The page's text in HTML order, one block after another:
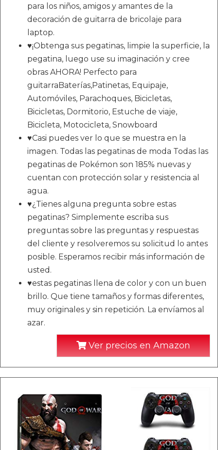
para los niños, amigos y amantes de la
decoración de guitarra de bricolaje para
laptop.
♥¡Obtenga sus pegatinas, limpie la superficie, la
pegatina, luego use su imaginación y cree
obras AHORA! Perfecto para
guitarraBaterías,Patinetas, Equipaje,
Automóviles, Parachoques, Bicicletas,
Bicicletas, Dormitorio, Estuche de viaje,
Bicicleta, Motocicleta, Snowboard
♥Casi puedes ver lo que se muestra en la
imagen. Todas las pegatinas de moda Todas las
pegatinas de Pokémon son 185% nuevas y
cuentan con protección solar y resistencia al
agua.
♥¿Tienes alguna pregunta sobre estas
pegatinas? Simplemente escriba sus
preguntas sobre las preguntas y respuestas
del cliente y resolveremos su solicitud lo antes
posible. Esperamos recibir más información de
usted.
♥estas pegatinas llena de color y con un buen
brillo. Que tiene tamaños y formas diferentes,
muy originales y sin repetición. La envíamos al
azar.
Ver precios en Amazon